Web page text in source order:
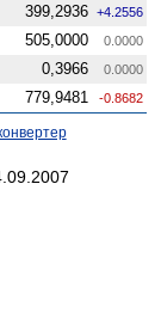
399,2936 +4.2556
505,0000 0.0000
0,3966 0.0000
779,9481 -0.8682